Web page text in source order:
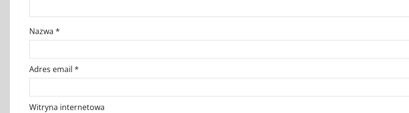
Nazwa *
Adres email *
Witryna internetowa